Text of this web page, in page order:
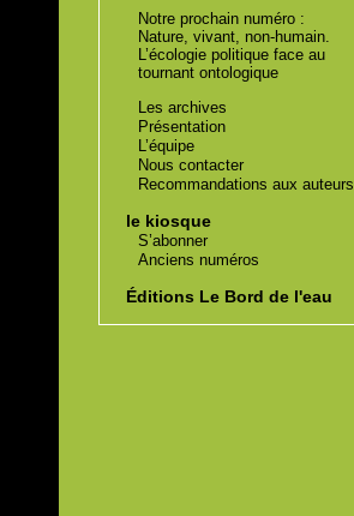
Notre prochain numéro :
Nature, vivant, non-humain.
L’écologie politique face au
tournant ontologique
Les archives
Présentation
L’équipe
Nous contacter
Recommandations aux auteurs
le kiosque
S’abonner
Anciens numéros
Éditions Le Bord de l'eau